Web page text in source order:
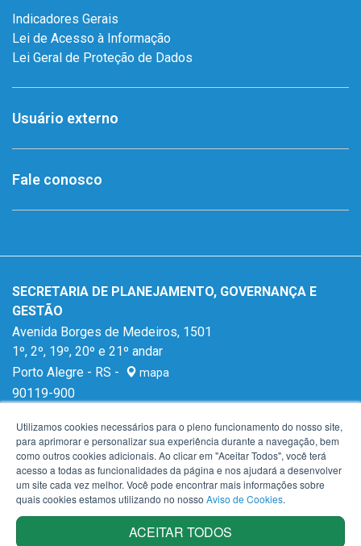
Indicadores Gerais
Lei de Acesso à Informação
Lei Geral de Proteção de Dados
Usuário externo
Fale conosco
SECRETARIA DE PLANEJAMENTO, GOVERNANÇA E
GESTÃO
Avenida Borges de Medeiros, 1501
1º, 2º, 19º, 20º e 21º andar
Porto Alegre - RS -
mapa
90119-900
Utilizamos cookies necessários para o pleno funcionamento do nosso site,
para aprimorar e personalizar sua experiência durante a navegação, bem
como outros cookies adicionais. Ao clicar em "Aceitar Todos", você terá
acesso a todas as funcionalidades da página e nos ajudará a desenvolver
um site cada vez melhor. Você pode encontrar mais informações sobre
quais cookies estamos utilizando no nosso Aviso de Cookies.
ACEITAR TODOS